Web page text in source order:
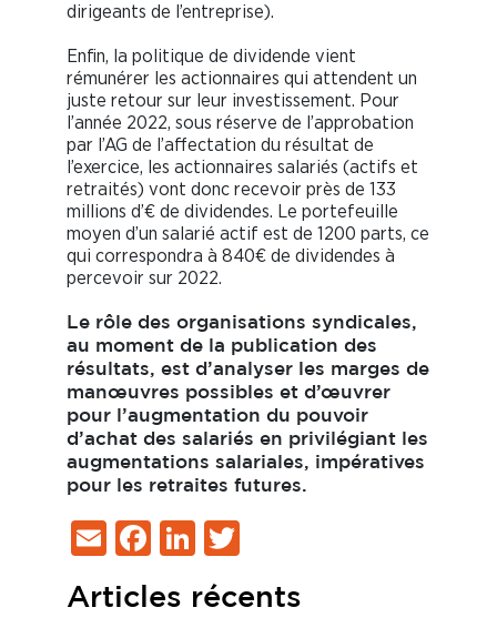
dirigeants de l’entreprise).
Enfin, la politique de dividende vient
rémunérer les actionnaires qui attendent un
juste retour sur leur investissement. Pour
l’année 2022, sous réserve de l’approbation
par l’AG de l’affectation du résultat de
l’exercice, les actionnaires salariés (actifs et
retraités) vont donc recevoir près de 133
millions d’€ de dividendes. Le portefeuille
moyen d’un salarié actif est de 1200 parts, ce
qui correspondra à 840€ de dividendes à
percevoir sur 2022.
Le rôle des organisations syndicales,
au moment de la publication des
résultats, est d’analyser les marges de
manœuvres possibles et d’œuvrer
pour l’augmentation du pouvoir
d’achat des salariés en privilégiant les
augmentations salariales, impératives
pour les retraites futures.
EmailFacebook
LinkedIn
Articles récents